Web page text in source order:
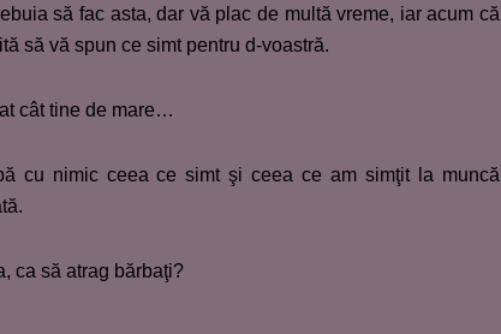
să fac asta, dar vă plac de multă vreme, iar acum că
să vă spun ce simt pentru d-voastră.
cât tine de mare…
cu nimic ceea ce simt şi ceea ce am simţit la muncă
ca să atrag bărbaţi?